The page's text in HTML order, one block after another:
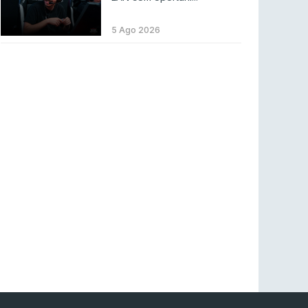
MOUZ surpreende Spirit para vencer BLAST
Bounty
5 Ago 2026